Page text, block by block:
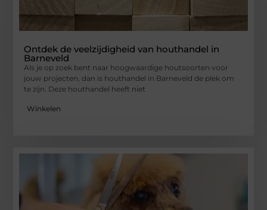
Ontdek de veelzijdigheid van houthandel in
Barneveld
Als je op zoek bent naar hoogwaardige houtsoorten voor
jouw projecten, dan is houthandel in Barneveld de plek om
te zijn. Deze houthandel heeft niet
Winkelen